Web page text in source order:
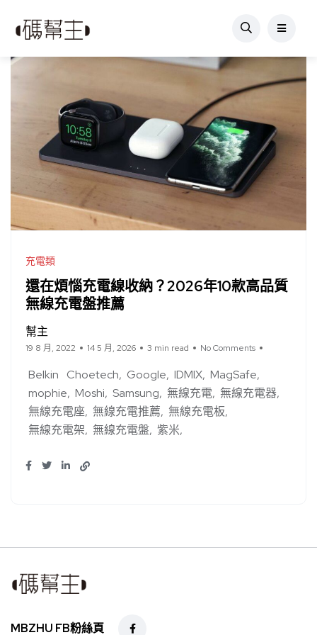
充電類
還在煩惱充電線收納？2026年10款高品質
無線充電盤推薦
幫主
19 8 月, 2022 14 5 月, 2026 3 min read No Comments
Belkin Choetech Google IDMIX MagSafe
mophie Moshi Samsung 無線充電 無線充電器
無線充電座 無線充電推薦
無線充電板
無線充電架
無線充電盤 紫米
MBZHU FB粉絲頁